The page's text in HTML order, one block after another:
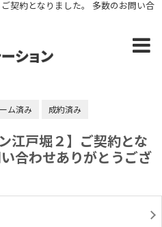
契約となりました。 多数のお問い合
ム済み 成約済み
江戸堀２】ご契約とな
合わせありがとうござ